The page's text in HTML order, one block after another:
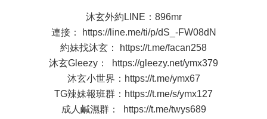
沐玄外約LINE：896mr
連接：
https://line.me/ti/p/dS_-FW08dN
約妹找沐玄：
https://t.me/facan258
沐玄Gleezy：
https://gleezy.net/ymx379
沐玄小世界： https://t.me/ymx67
TG辣妹報班群： https://t.me/s/ymx127
成人鹹濕群：
https://t.me/twys689